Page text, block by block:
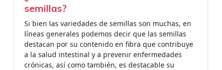
semillas?
Si bien las variedades de semillas son muchas, en
líneas generales podemos decir que las semillas
destacan por su contenido en fibra que contribuye
a la salud intestinal y a prevenir enfermedades
crónicas, así como también, es destacable su